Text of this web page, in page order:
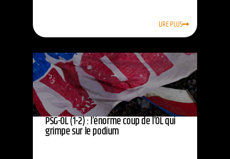
LIRE PLUS
PSG-OL (1-2) : l’énorme coup de l’OL qui
grimpe sur le podium